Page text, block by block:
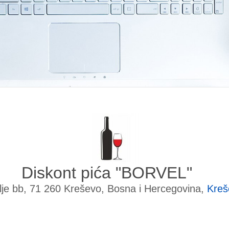
Diskont pića "BORVEL"
bb, 71 260 Kreševo, Bosna i Hercegovina,